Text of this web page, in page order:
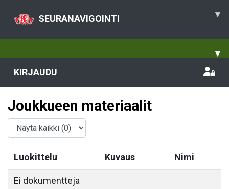
SEURANAVIGOINTI ▾
▾
KIRJAUDU
Joukkueen materiaalit
Luokittelu Kuvaus Nimi
Ei dokumentteja